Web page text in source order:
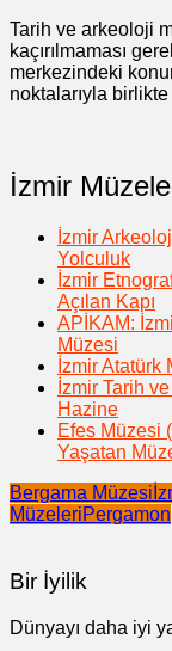
Tarih ve arkeoloji
kaçırılmaması
merkezindeki
noktalarıyla
İzmir
İzmir
Yolculuk
İzmir
Açılan Kapı
APİKAM:
Müzesi
İzmir Atatürk
İzmir Tarih
Hazine
Efes Müzesi
Yaşatan
Bergama Müzesi
MüzeleriPergamon
Bir İyilik
Dünyayı daha iyi